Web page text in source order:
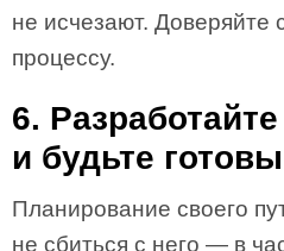
не исчезают. Доверяйте
процессу.
6.
и будьте
Планирование своего
не сбиться с него — в